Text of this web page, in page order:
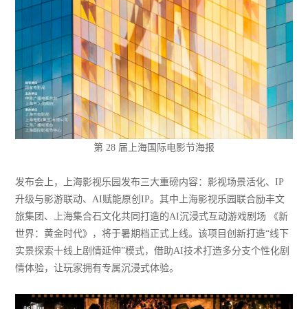
第 28 届上海国际电影节海报
发布会上，上海影视乐园发布三大重磅内容：影视场景活化、IP
升级与影游联动、AI赋能原创IP。其中上海影视乐园联合励丰文
旅集团、上海集合石文化共同打造的AI沉浸式互动游戏剧场 《新
世界：黄金时代》，将于暑期档正式上线。该项目创新打造“线下
实景探索十线上剧情延伸”模式，借助AI技术打造多分支个性化剧
情体验，让玩家拥有专属沉浸式体验。